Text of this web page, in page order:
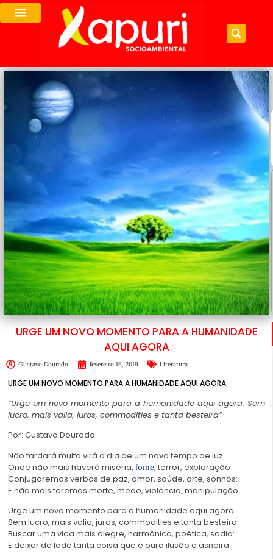
URGE UM NOVO MOMENTO PARA A HUMANIDADE
AQUI AGORA
Gustavo Dourado fevereiro 16, 2019 Literatura
URGE UM NOVO MOMENTO PARA A HUMANIDADE AQUI AGORA
“Urge um novo momento para a humanidade aqui agora: Sem
lucro, mais valia, juros, commodities e tanta besteira”
Por: Gustavo Dourado
Não tardará muito virá o dia de um novo tempo de luz:
Onde não mais haverá miséria, fome, terror, exploração
Conjugaremos verbos de paz, amor, saúde, arte, sonhos:
E não mais teremos morte, medo, violência, manipulação
Urge um novo momento para a humanidade aqui agora:
Sem lucro, mais valia, juros, commodities e tanta besteira
Buscar uma vida mais alegre, harmônica, poética, sadia:
E deixar de lado tanta coisa que é pura ilusão e asneira